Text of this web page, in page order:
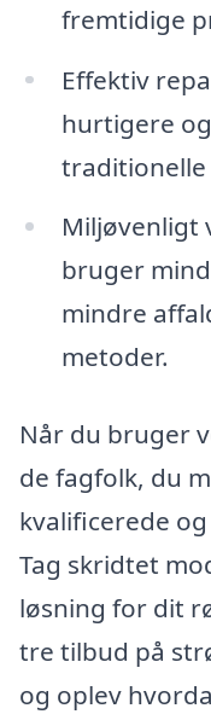
fremtidige
Effektiv
hurtigere
Miljøvenligt
bruger
mindre
metoder.
Når du bruger
de fagfolk, du
kvalificerede
Tag skridtet
løsning for dit
tre tilbud på
og oplev